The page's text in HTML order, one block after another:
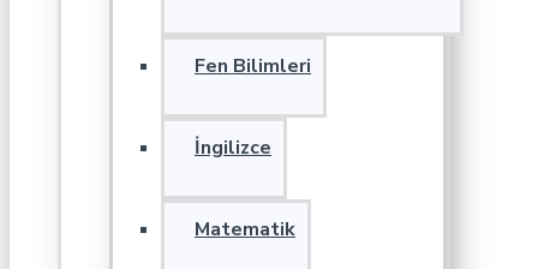
Fen Bilimleri
İngilizce
Matematik